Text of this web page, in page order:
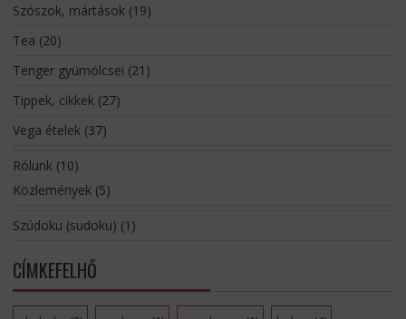
Szószok, mártások(19)
Tea (20)
Tenger gyümölcsei (21)
Tippek, cikkek(27)
Vega ételek(37)
Rólunk(10)
Közlemények(5)
Szúdoku (sudoku) (1)
CÍMKEFELHŐ